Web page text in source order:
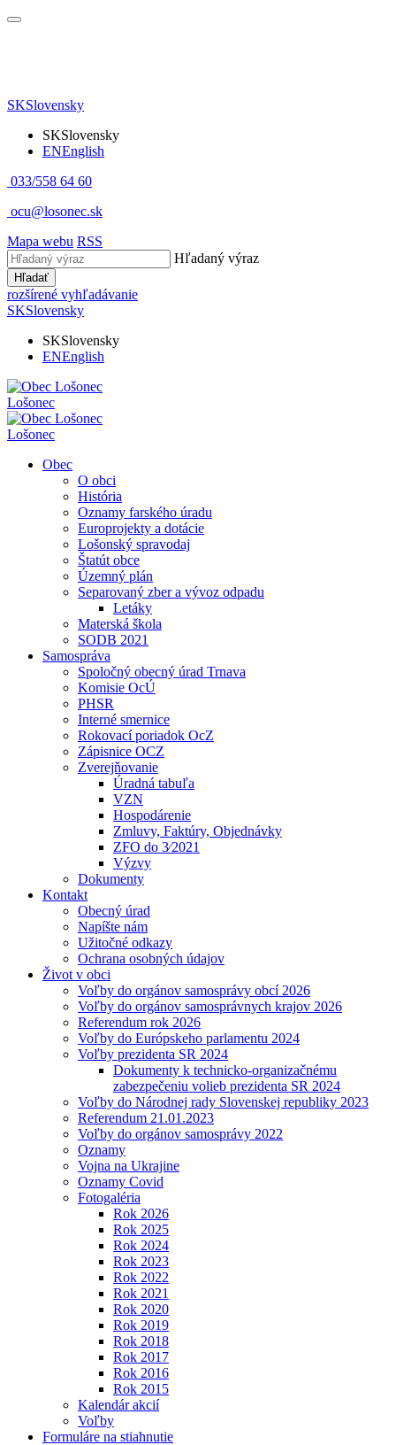
SKSlovensky
SKSlovensky
ENEnglish
033/558 64 60
ocu@losonec.sk
Mapa webu RSS
Hľadaný výraz
Hľadať
rozšírené vyhľadávanie
SKSlovensky
SKSlovensky
ENEnglish
Lošonec
Lošonec
Obec
O obci
História
Oznamy farského úradu
Europrojekty a dotácie
Lošonský spravodaj
Štatút obce
Územný plán
Separovaný zber a vývoz odpadu
Letáky
Materská škola
SODB 2021
Samospráva
Spoločný obecný úrad Trnava
Komisie OcÚ
PHSR
Interné smernice
Rokovací poriadok OcZ
Zápisnice OCZ
Zverejňovanie
Úradná tabuľa
VZN
Hospodárenie
Zmluvy, Faktúry, Objednávky
ZFO do 3⁄2021
Výzvy
Dokumenty
Kontakt
Obecný úrad
Napíšte nám
Užitočné odkazy
Ochrana osobných údajov
Život v obci
Voľby do orgánov samosprávy obcí 2026
Voľby do orgánov samosprávnych krajov 2026
Referendum rok 2026
Voľby do Európskeho parlamentu 2024
Voľby prezidenta SR 2024
Dokumenty k technicko-organizačnému
zabezpečeniu volieb prezidenta SR 2024
Voľby do Národnej rady Slovenskej republiky 2023
Referendum 21.01.2023
Voľby do orgánov samosprávy 2022
Oznamy
Vojna na Ukrajine
Oznamy Covid
Fotogaléria
Rok 2026
Rok 2025
Rok 2024
Rok 2023
Rok 2022
Rok 2021
Rok 2020
Rok 2019
Rok 2018
Rok 2017
Rok 2016
Rok 2015
Kalendár akcií
Voľby
Formuláre na stiahnutie